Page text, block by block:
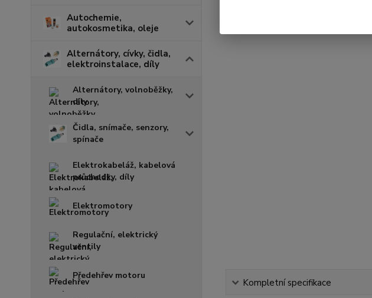
Autochemie,
autokosmetika, oleje
Alternátory, cívky, čidla,
elektroinstalace, díly
Alternátory, volnoběžky,
díly
Čidla, snímače, senzory,
spínače
Elektrokabeláž, kabelová
průchodky, díly
Elektromotory
Regulační, elektrický
ventily
Předehřev motoru
Kompletní specifikace